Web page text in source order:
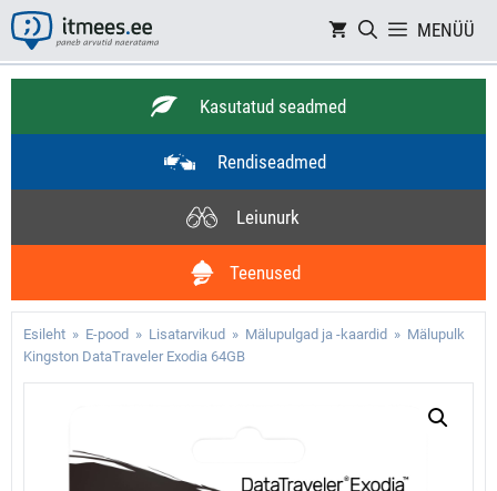
Skip
to
content
MENÜÜ
Kasutatud seadmed
Rendiseadmed
Leiunurk
Teenused
Esileht » E-pood » Lisatarvikud » Mälupulgad ja -kaardid » Mälupulk
Kingston DataTraveler Exodia 64GB